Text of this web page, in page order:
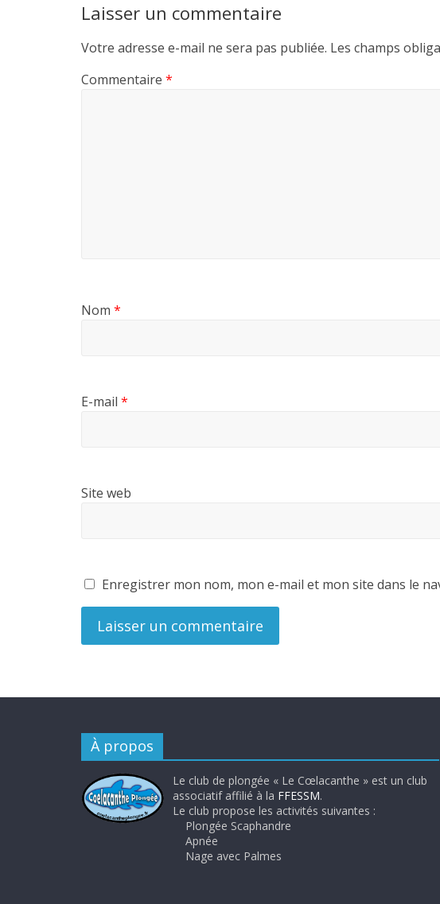
Laisser un commentaire
Votre adresse e-mail ne sera pas publiée. Les champs
Commentaire *
Nom *
E-mail *
Site web
Enregistrer mon nom, mon e-mail et mon site dans le
À propos
Le club de plongée « Le Cœlacanthe » est un club
associatif affilié à la FFESSM.
Le club propose les activités suivantes :
Plongée Scaphandre
Apnée
Nage avec Palmes